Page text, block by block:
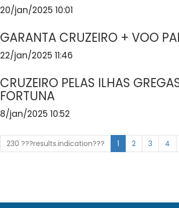
20/jan/2025 10:01
GARANTA CRUZEIRO + VOO
22/jan/2025 11:46
CRUZEIRO PELAS ILHAS
FORTUNA
8/jan/2025 10:52
230 ???results.indication??? 1 2 3 4